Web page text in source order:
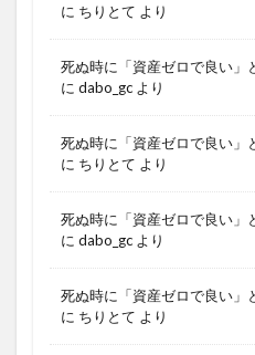
に ちりとて より
死ぬ時に「資産ゼロで良い」
に dabo_gc より
死ぬ時に「資産ゼロで良い」
に ちりとて より
死ぬ時に「資産ゼロで良い」
に dabo_gc より
死ぬ時に「資産ゼロで良い」
に ちりとて より